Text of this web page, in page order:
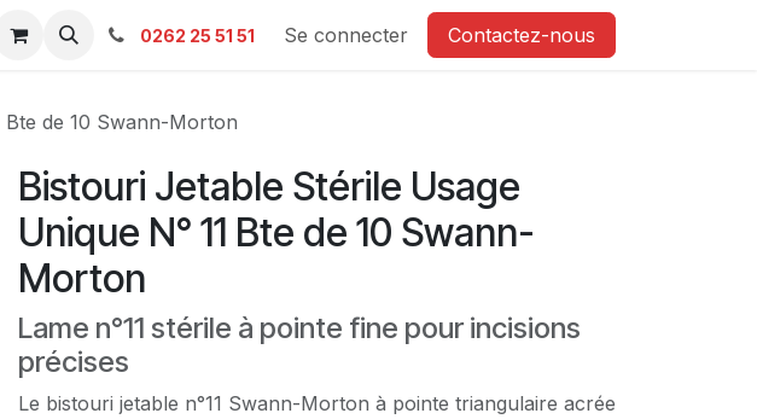
SAV Ambulance
0262 25 51 51 Se connecter Contactez-nous
Bte de 10 Swann-Morton
Bistouri Jetable Stérile Usage
Unique N° 11 Bte de 10 Swann-
Morton
Lame n°11 stérile à pointe fine pour incisions
précises
Le bistouri jetable n°11 Swann-Morton à pointe triangulaire acrée